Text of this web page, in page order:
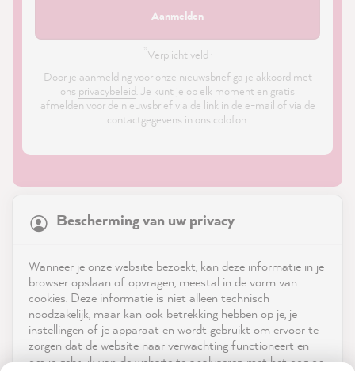
Aanmelden
Verplicht veld ·
Door je aanmelding voor onze nieuwsbrief ga je akkoord met
ons privacybeleid. Je kunt je op elk moment en gratis
afmelden voor de nieuwsbrief via de link in de e-mail of via de
contactgegevens in ons colofon.
Service
Neem contact op met
Bescherming van uw privacy
Wanneer je onze website bezoekt, kan deze informatie in je
browser opslaan of opvragen, meestal in de vorm van
cookies. Deze informatie is niet alleen technisch
noodzakelijk, maar kan ook betrekking hebben op je, je
instellingen of je apparaat en wordt gebruikt om ervoor te
zorgen dat de website naar verwachting functioneert en
om je gebruik van de website te analyseren met het oog op
21,847Reviews
reviews-io